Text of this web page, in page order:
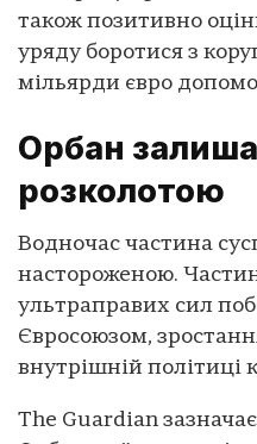
також позитивно
уряду боротися з
мільярди євро
Орбан
розколотою
Водночас частина
настороженою.
ультраправих сил
Євросоюзом,
внутрішній політиці
The Guardian